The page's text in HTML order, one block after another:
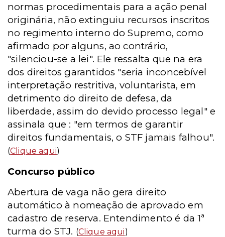
normas procedimentais para a ação penal
originária, não extinguiu recursos inscritos
no regimento interno do Supremo, como
afirmado por alguns, ao contrário,
"silenciou-se a lei". Ele ressalta que na era
dos direitos garantidos "seria inconcebível
interpretação restritiva, voluntarista, em
detrimento do direito de defesa, da
liberdade, assim do devido processo legal" e
assinala que : "em termos de garantir
direitos fundamentais, o STF jamais falhou".
(Clique aqui)
Concurso público
Abertura de vaga não gera direito
automático à nomeação de aprovado em
cadastro de reserva. Entendimento é da 1ª
turma do STJ. (Clique aqui)